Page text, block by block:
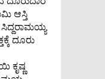
ಆಸ್ತಿ
ದೂರು
ಕೃಷ್ಣ